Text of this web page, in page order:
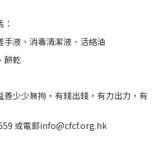
液、消毒清潔液、活絡油
餅乾
少少無拘，有錢出錢，有力出力，有
或電郵info@cfcf.org.hk